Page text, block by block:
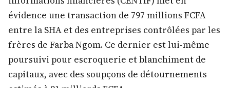
évidence une transaction de 797 millions FCFA
entre la SHA et des entreprises contrôlées par les
frères de Farba Ngom. Ce dernier est lui-même
poursuivi pour escroquerie et blanchiment de
capitaux, avec des soupçons de détournements